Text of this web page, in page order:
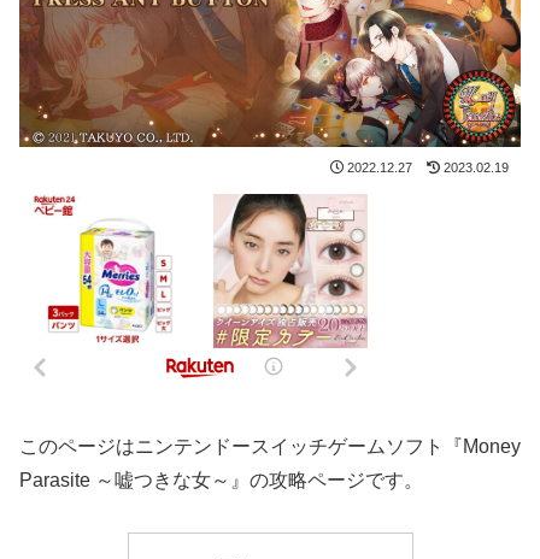
2022.12.27 2023.02.19
このページはニンテンドースイッチゲームソフト『Money
Parasite ～嘘つきな女～』の攻略ページです。